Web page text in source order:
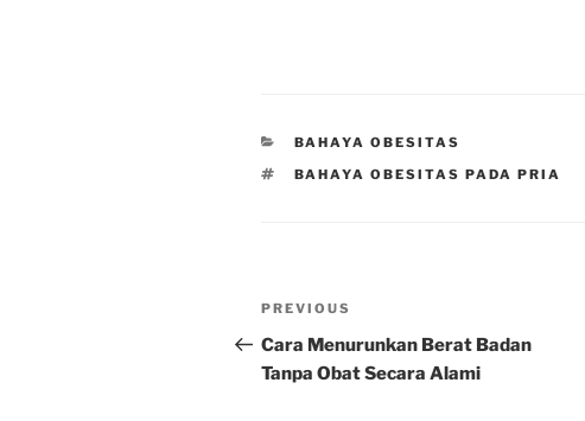
CATEGORIES
BAHAYA OBESITAS
TAGS
BAHAYA OBESITAS PADA PRIA
Post
navigation
Previous
Post
PREVIOUS
Cara Menurunkan Berat Badan
Tanpa Obat Secara Alami